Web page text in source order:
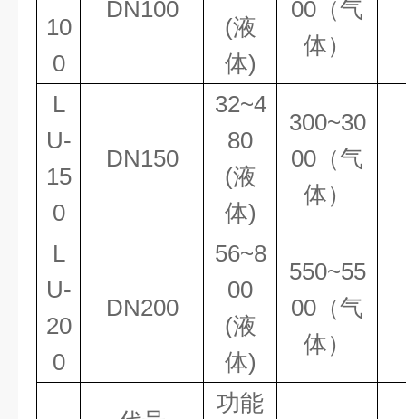
10
0
DN100
(液
体)
00（气
体）
L
U-
15
0
DN150
32~4
80
(液
体)
300~30
00（气
体）
L
U-
20
0
DN200
56~8
00
(液
体)
550~55
00（气
体）
功能